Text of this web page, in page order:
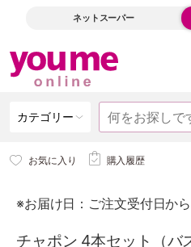
ネットスーパー
カテゴリー
お気に入り 購入履歴
※お届け日：ご注文受付日か
チャポン 4本セット（バ